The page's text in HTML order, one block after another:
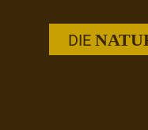
DIE